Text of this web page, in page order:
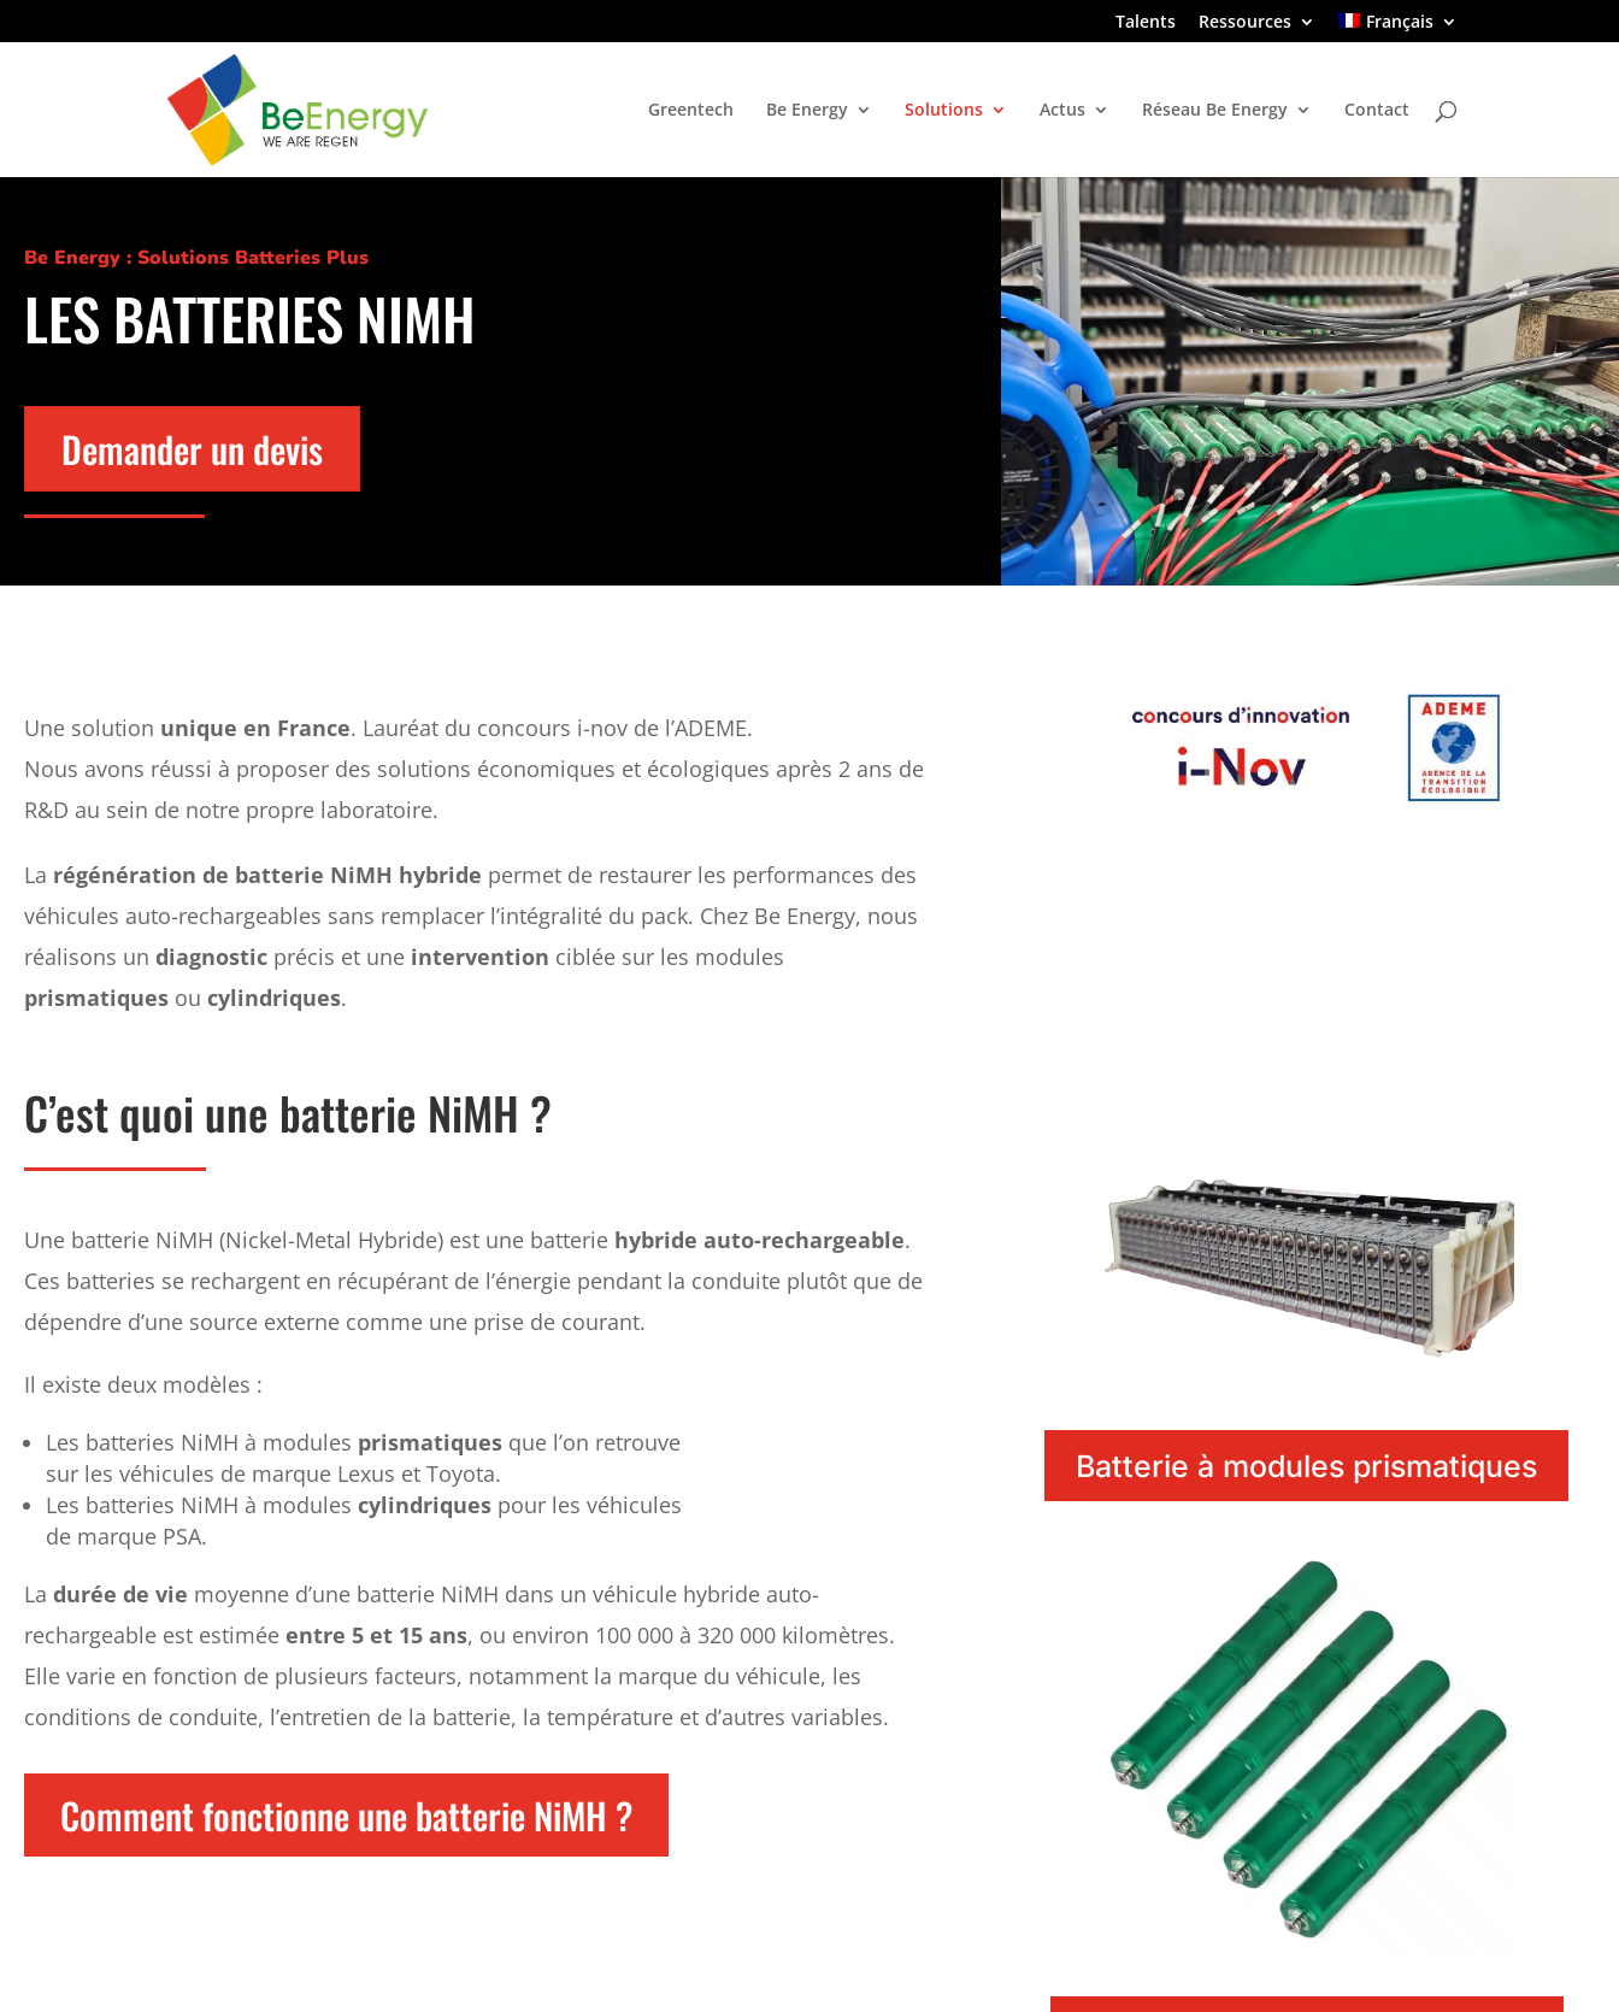
Talents Ressources Français
Greentech Be Energy Solutions Actus Réseau Be Energy Contact
Be Energy : Solutions Batteries Plus
LES BATTERIES NIMH
Demander un devis
Une solution unique en France. Lauréat du concours i-nov de l’ADEME.
Nous avons réussi à proposer des solutions économiques et écologiques après 2 ans de
R&D au sein de notre propre laboratoire.
La régénération de batterie NiMH hybride permet de restaurer les performances des
véhicules auto-rechargeables sans remplacer l’intégralité du pack. Chez Be Energy, nous
réalisons un diagnostic précis et une intervention ciblée sur les modules
prismatiques ou cylindriques.
C’est quoi une batterie NiMH ?
Une batterie NiMH (Nickel-Metal Hybride) est une batterie hybride auto-rechargeable.
Ces batteries se rechargent en récupérant de l’énergie pendant la conduite plutôt que de
dépendre d’une source externe comme une prise de courant.
Il existe deux modèles :
Les batteries NiMH à modules prismatiques que l’on retrouve
sur les véhicules de marque Lexus et Toyota.
Les batteries NiMH à modules cylindriques pour les véhicules
de marque PSA.
La durée de vie moyenne d’une batterie NiMH dans un véhicule hybride auto-
rechargeable est estimée entre 5 et 15 ans, ou environ 100 000 à 320 000 kilomètres.
Elle varie en fonction de plusieurs facteurs, notamment la marque du véhicule, les
conditions de conduite, l’entretien de la batterie, la température et d’autres variables.
Comment fonctionne une batterie NiMH ?
Batterie à modules prismatiques